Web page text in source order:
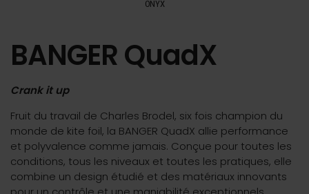
BANGER QuadX
Crank it up
Fruit du travail de Charles Brodel, six fois champion du
monde de kite foil, la BANGER QuadX allie performance
et polyvalence comme jamais. Conçue pour toutes les
conditions, tous les niveaux et toutes les pratiques, elle
combine un design étudié et des matériaux innovants
ONYX